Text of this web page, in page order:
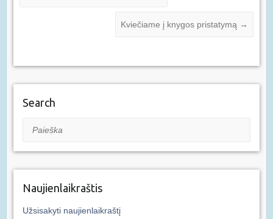
Kviečiame į knygos pristatymą →
Search
Paieška
Naujienlaikraštis
Užsisakyti naujienlaikraštį